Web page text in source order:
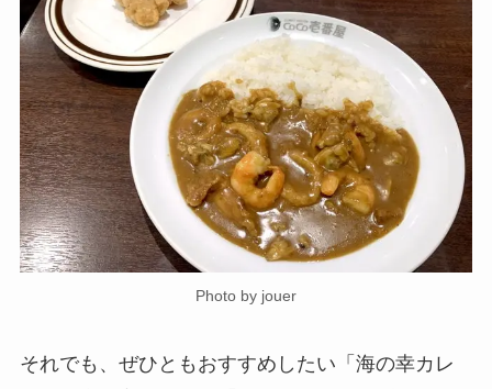
Photo by jouer
それでも、ぜひともおすすめしたい「海の幸カレ